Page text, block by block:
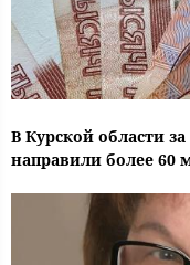
В Курской области
направили более 60